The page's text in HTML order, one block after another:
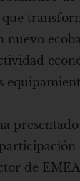
nuevo
de